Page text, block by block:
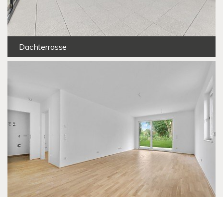
Dachterrasse